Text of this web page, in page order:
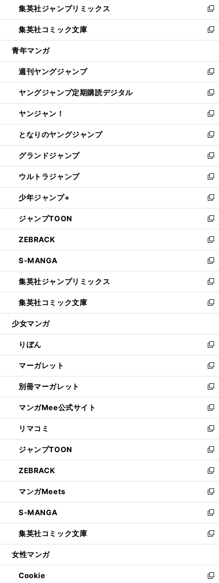
く
で
開
く
ド
ウ
で
開
ィ
ン
ド
ウ
開
く
い
ウ
ィ
ン
ウ
で
開
く
集英社ジャンプリミックス
新
し
い
ウ
ン
ド
ウ
で
開
く
集英社コミック文庫
新
し
ウ
ィ
ン
ド
ウ
で
開
く
青年マンガ
週刊ヤングジャンプ
新
し
い
ウ
ィ
ン
ド
ウ
で
開
く
ヤングジャンプ定期購読デジタル
新
し
い
ウ
ィ
ン
ド
ウ
で
開
く
ヤンジャン！
新
し
い
ウ
ィ
ン
ド
ウ
で
開
く
となりのヤングジャンプ
新
し
い
ウ
ィ
ン
ド
ウ
で
開
く
グランドジャンプ
新
し
い
ウ
ィ
ン
ド
ウ
で
開
く
ウルトラジャンプ
新
し
い
ウ
ィ
ン
ド
ウ
で
開
く
少年ジャンプ+
新
し
い
ウ
ィ
ン
ド
ウ
で
開
く
ジャンプTOON
新
し
い
ウ
ィ
ン
ド
ウ
で
開
ZEBRACK
新
し
い
ウ
ィ
ン
ド
ウ
開
く
S-MANGA
新
し
い
ウ
ィ
ン
ウ
で
開
く
集英社ジャンプリミックス
新
し
い
ウ
ン
ド
ウ
で
開
く
集英社コミック文庫
新
し
ウ
ィ
ン
ド
ウ
で
開
く
少女マンガ
りぼん
新
し
い
ウ
ィ
ン
ド
ウ
で
開
く
マーガレット
新
し
い
ウ
ィ
ン
ド
ウ
で
開
く
別冊マーガレット
新
し
い
ウ
ィ
ン
ド
ウ
で
開
く
マンガMee公式サイト
新
し
い
ウ
ィ
ン
ド
ウ
で
開
く
リマコミ
新
し
い
ウ
ィ
ン
ド
ウ
で
開
く
ジャンプTOON
新
し
い
ウ
ィ
ン
ド
ウ
で
開
ZEBRACK
新
し
い
ウ
ィ
ン
ド
ウ
開
く
マンガMeets
新
し
い
ウ
ィ
ン
ウ
で
S-MANGA
新
し
い
ウ
ン
ド
集英社コミック文庫
新
し
ウ
ィ
女性マンガ
Cookie 新